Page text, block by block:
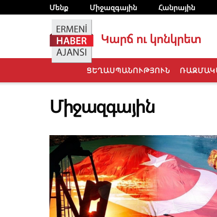
Մենք Միջազգային Հանրային
Կարճ ու կոնկրետ
ՑԵՂԱՍՊԱՆՈՒԹՅՈՒՆ
Միջազգային